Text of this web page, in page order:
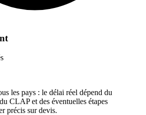
les pays : le délai réel dépend du
CLAP et des éventuelles étapes
précis sur devis.